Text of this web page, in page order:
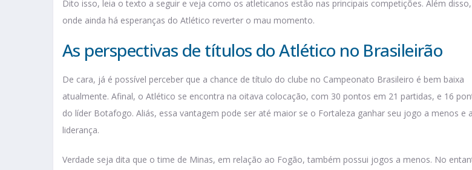
Dito isso, leia o texto a seguir e veja como os atleticanos estão nas principais competições. Além
onde ainda há esperanças do Atlético reverter o mau momento.
As perspectivas de títulos do Atlético no Brasileirão
De cara, já é possível perceber que a chance de título do clube no Campeonato Brasileiro é bem baixa
atualmente. Afinal, o Atlético se encontra na oitava colocação, com 30 pontos em 21 partidas, e 16
do líder Botafogo. Aliás, essa vantagem pode ser até maior se o Fortaleza ganhar seu jogo a menos e
liderança.
Verdade seja dita que o time de Minas, em relação ao Fogão, também possui jogos a menos. No